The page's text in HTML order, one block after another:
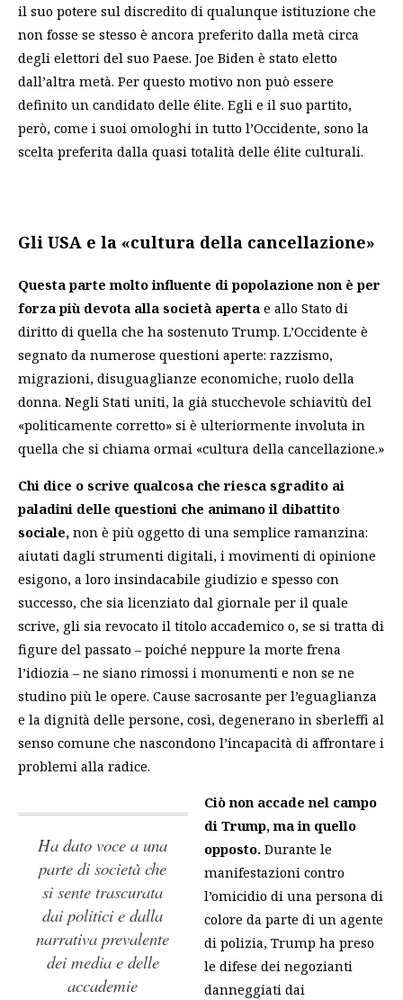
il suo potere sul discredito di qualunque istituzione che
non fosse se stesso è ancora preferito dalla metà circa
degli elettori del suo Paese. Joe Biden è stato eletto
dall’altra metà. Per questo motivo non può essere
definito un candidato delle élite. Egli e il suo partito,
però, come i suoi omologhi in tutto l’Occidente, sono la
scelta preferita dalla quasi totalità delle élite culturali.
Gli USA e la «cultura della cancellazione»
Questa parte molto influente di popolazione non è per
forza più devota alla società aperta e allo Stato di
diritto di quella che ha sostenuto Trump. L’Occidente è
segnato da numerose questioni aperte: razzismo,
migrazioni, disuguaglianze economiche, ruolo della
donna. Negli Stati uniti, la già stucchevole schiavitù del
«politicamente corretto» si è ulteriormente involuta in
quella che si chiama ormai «cultura della cancellazione.»
Chi dice o scrive qualcosa che riesca sgradito ai
paladini delle questioni che animano il dibattito
sociale, non è più oggetto di una semplice ramanzina:
aiutati dagli strumenti digitali, i movimenti di opinione
esigono, a loro insindacabile giudizio e spesso con
successo, che sia licenziato dal giornale per il quale
scrive, gli sia revocato il titolo accademico o, se si tratta di
figure del passato – poiché neppure la morte frena
l’idiozia – ne siano rimossi i monumenti e non se ne
studino più le opere. Cause sacrosante per l’eguaglianza
e la dignità delle persone, così, degenerano in sberleffi al
senso comune che nascondono l’incapacità di affrontare i
problemi alla radice.
ha dato voce a una
parte di società che
si sente trascurata
dai politici e dalla
narrativa prevalente
dei media e delle
accademie
Ciò non accade nel campo
di Trump, ma in quello
opposto. Durante le
manifestazioni contro
l’omicidio di una persona di
colore da parte di un agente
di polizia, Trump ha preso
le difese dei negozianti
danneggiati dai